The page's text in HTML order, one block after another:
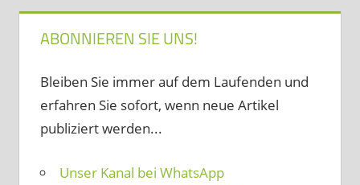
ABONNIEREN SIE UNS!
Bleiben Sie immer auf dem Laufenden und
erfahren Sie sofort, wenn neue Artikel
publiziert werden...
Unser Kanal bei WhatsApp